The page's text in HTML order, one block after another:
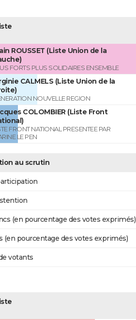
ROUSSET (Liste Union de la
FORTS PLUS SOLIDAIRES ENSEMBLE
CALMELS (Liste Union de la
NOUVELLE REGION
COLOMBIER (Liste Front
FRONT NATIONAL PRESENTEE PAR
LE PEN
au scrutin
(en pourcentage des votes exprimés)
(en pourcentage des votes exprimés)
votants